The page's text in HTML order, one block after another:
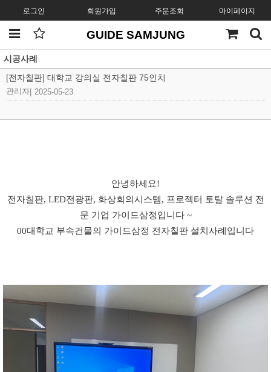
로그인 회원가입 주문조회 마이페이지
GUIDE SAMJUNG
시공사례
[전자칠판] 대학교 강의실 전자칠판 75인치
관리자 2025-05-23
안녕하세요!
전자칠판, LED전광판, 화상회의시스템, 프로젝터 토탈 솔루션 전
문 기업 가이드삼정입니다 ~
00대학교 부속건물의 가이드삼정 전자칠판 설치사례입니다